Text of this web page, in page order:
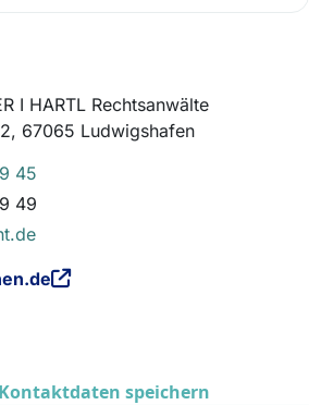
I HARTL Rechtsanwälte
67065 Ludwigshafen
45
49
Kontaktdaten speichern